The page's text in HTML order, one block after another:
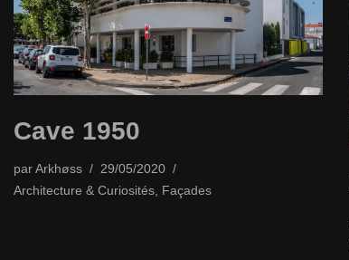
Cave 1950
parArkhøss
29/05/2020
Architecture & Curiosités Façades